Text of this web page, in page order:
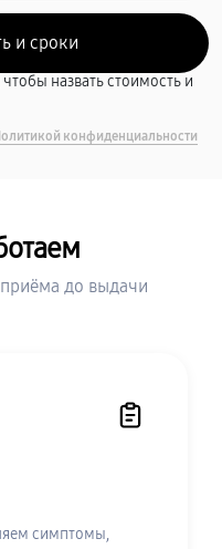
чтобы назвать стоимость и
конфиденциальности
до выдачи
симптомы,